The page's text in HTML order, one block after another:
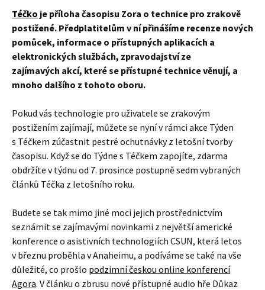
Téčko je příloha časopisu Zora o technice pro zrakově
postižené. Předplatitelům v ní přinášíme recenze nových
pomůcek, informace o přístupných aplikacích a
elektronických službách, zpravodajství ze
zajímavých akcí, které se přístupné technice věnují, a
mnoho dalšího z tohoto oboru.
Pokud vás technologie pro uživatele se zrakovým
postižením zajímají, můžete se nyní v rámci akce Týden
s Téčkem zúčastnit pestré ochutnávky z letošní tvorby
časopisu. Když se do Týdne s Téčkem zapojíte, zdarma
obdržíte v týdnu od 7. prosince postupně sedm vybraných
článků Téčka z letošního roku.
Budete se tak mimo jiné moci jejich prostřednictvím
seznámit se zajímavými novinkami z největší americké
konference o asistivních technologiích CSUN, která letos
v březnu proběhla v Anaheimu, a podíváme se také na vše
důležité, co prošlo podzimní českou online konferencí
Agora. V článku o zbrusu nové přístupné audio hře Důkaz